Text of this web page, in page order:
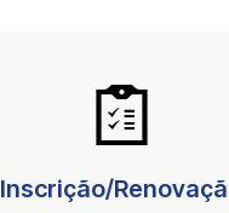
Inscrição/